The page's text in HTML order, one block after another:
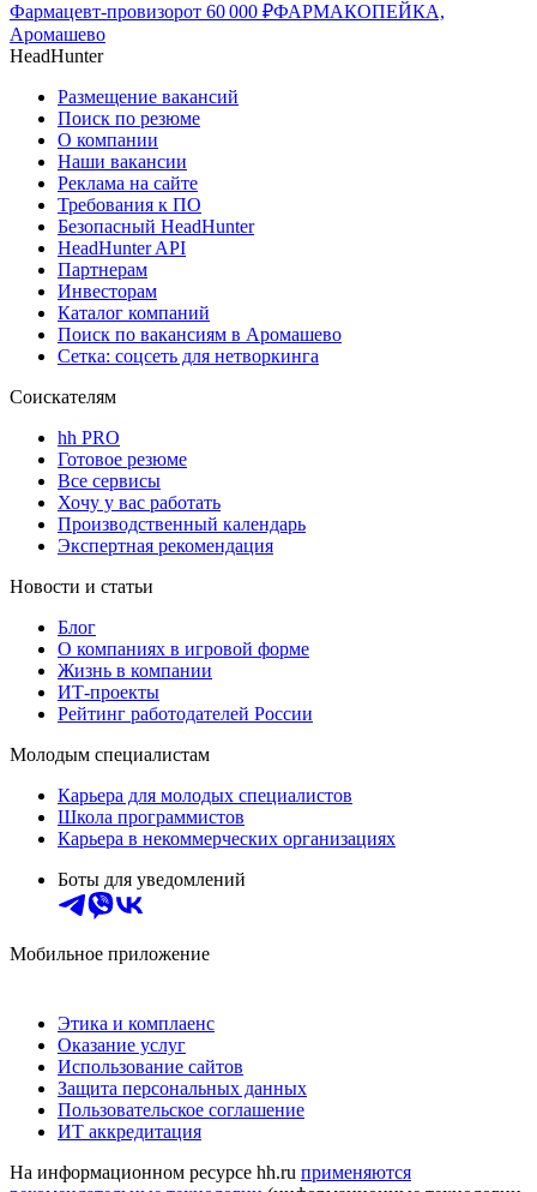
Фармацевт-провизорот 60 000 ₽ФАРМАКОПЕЙКА,
Аромашево
HeadHunter
Размещение вакансий
Поиск по резюме
О компании
Наши вакансии
Реклама на сайте
Требования к ПО
Безопасный HeadHunter
HeadHunter API
Партнерам
Инвесторам
Каталог компаний
Поиск по вакансиям в Аромашево
Сетка: соцсеть для нетворкинга
Соискателям
hh PRO
Готовое резюме
Все сервисы
Хочу у вас работать
Производственный календарь
Экспертная рекомендация
Новости и статьи
Блог
О компаниях в игровой форме
Жизнь в компании
ИТ-проекты
Рейтинг работодателей России
Молодым специалистам
Карьера для молодых специалистов
Школа программистов
Карьера в некоммерческих организациях
Боты для уведомлений
Мобильное приложение
Этика и комплаенс
Оказание услуг
Использование сайтов
Защита персональных данных
Пользовательское соглашение
ИТ аккредитация
На информационном ресурсе hh.ru применяются